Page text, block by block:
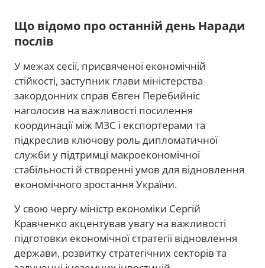
Що відомо про останній день Наради
послів
У межах сесії, присвяченої економічній
стійкості, заступник глави міністерства
закордонних справ Євген Перебийніс
наголосив на важливості посилення
координації між МЗС і експортерами та
підкреслив ключову роль дипломатичної
служби у підтримці макроекономічної
стабільності й створенні умов для відновлення
економічного зростання України.
У свою чергу міністр економіки Сергій
Кравченко акцентував увагу на важливості
підготовки економічної стратегії відновлення
держави, розвитку стратегічних секторів та